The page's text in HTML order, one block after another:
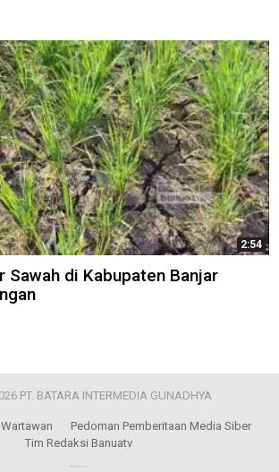
2:54
Sawah di Kabupaten Banjar
PT. BATARA INTERMEDIA GUNADHYA
Pedoman Pemberitaan Media Siber
Tim Redaksi Banuatv